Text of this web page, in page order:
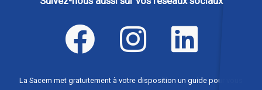
La Sacem met gratuitement à votre disposition un guide pour vous